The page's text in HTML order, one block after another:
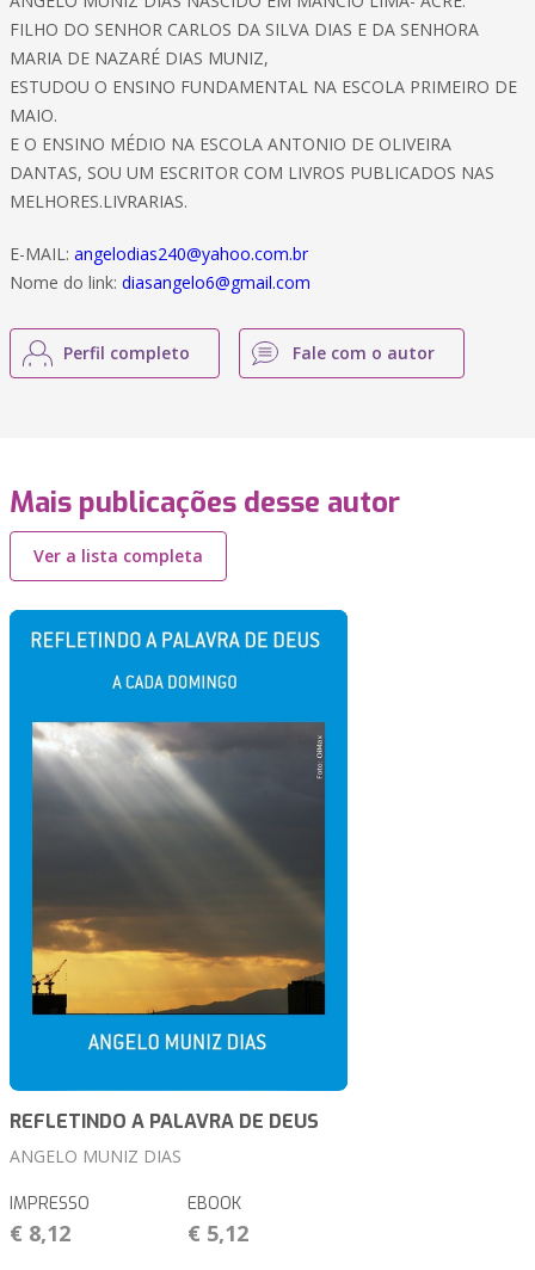
FILHO DO SENHOR CARLOS DA SILVA DIAS E DA SENHORA
MARIA DE NAZARÉ DIAS MUNIZ,
ESTUDOU O ENSINO FUNDAMENTAL NA ESCOLA PRIMEIRO DE
MAIO.
E O ENSINO MÉDIO NA ESCOLA ANTONIO DE OLIVEIRA
DANTAS, SOU UM ESCRITOR COM LIVROS PUBLICADOS NAS
MELHORES.LIVRARIAS.
E-MAIL: angelodias240@yahoo.com.br
Nome do link: diasangelo6@gmail.com
Perfil completo Fale com o autor
Mais publicações desse autor
Ver a lista completa
REFLETINDO A PALAVRA DE DEUS
ANGELO MUNIZ DIAS
IMPRESSO
€ 8,12
EBOOK
€ 5,12